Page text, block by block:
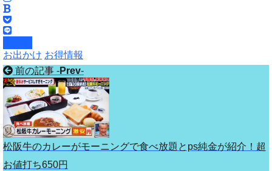
お出かけ お得情報
前の記事 -Prev-
松阪牛のカレーがモーニングで食べ放題とps純金が紹介！超
お値打ち650円